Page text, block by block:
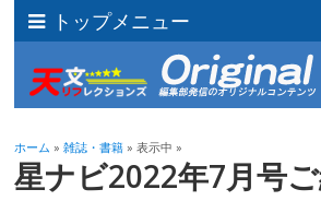
トップメニュー
ホーム »雑誌・書籍 » 表示中 »
星ナビ2022年7月号